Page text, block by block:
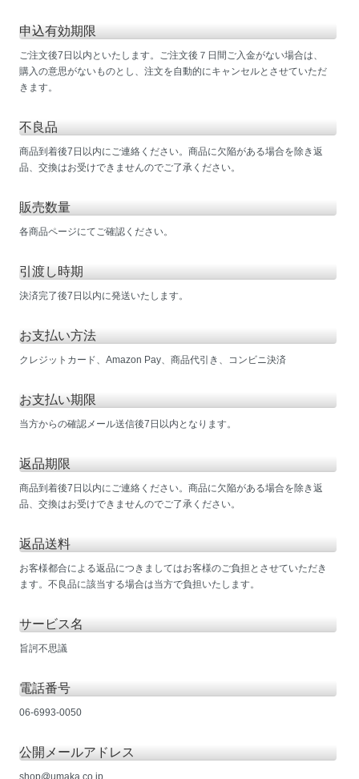
申込有効期限
ご注文後7日以内といたします。ご注文後７日間ご入金がない場合は、
購入の意思がないものとし、注文を自動的にキャンセルとさせていただ
きます。
不良品
商品到着後7日以内にご連絡ください。商品に欠陥がある場合を除き返
品、交換はお受けできませんのでご了承ください。
販売数量
各商品ページにてご確認ください。
引渡し時期
決済完了後7日以内に発送いたします。
お支払い方法
クレジットカード、Amazon Pay、商品代引き、コンビニ決済
お支払い期限
当方からの確認メール送信後7日以内となります。
返品期限
商品到着後7日以内にご連絡ください。商品に欠陥がある場合を除き返
品、交換はお受けできませんのでご了承ください。
返品送料
お客様都合による返品につきましてはお客様のご負担とさせていただき
ます。不良品に該当する場合は当方で負担いたします。
サービス名
旨訶不思議
電話番号
06-6993-0050
公開メールアドレス
shop@umaka.co.jp